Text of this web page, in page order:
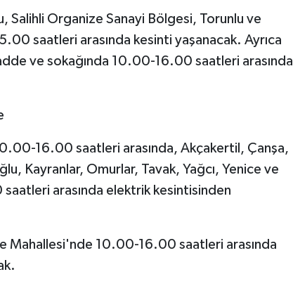
Salihli Organize Sanayi Bölgesi, Torunlu ve
saatleri arasında kesinti yaşanacak. Ayrıca
ve sokağında 10.00-16.00 saatleri arasında
16.00 saatleri arasında, Akçakertil, Çanşa,
Kayranlar, Omurlar, Tavak, Yağcı, Yenice ve
arasında elektrik kesintisinden
Mahallesi'nde 10.00-16.00 saatleri arasında